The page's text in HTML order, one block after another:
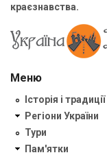
краєзнавства.
Меню
Історія і традиції
Регіони України
Тури
Пам'ятки